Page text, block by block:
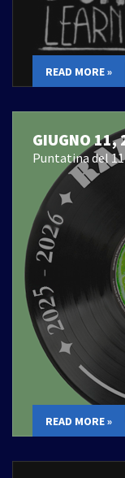
READ MORE »
GIUGNO 11,
Puntatina del
READ MORE »